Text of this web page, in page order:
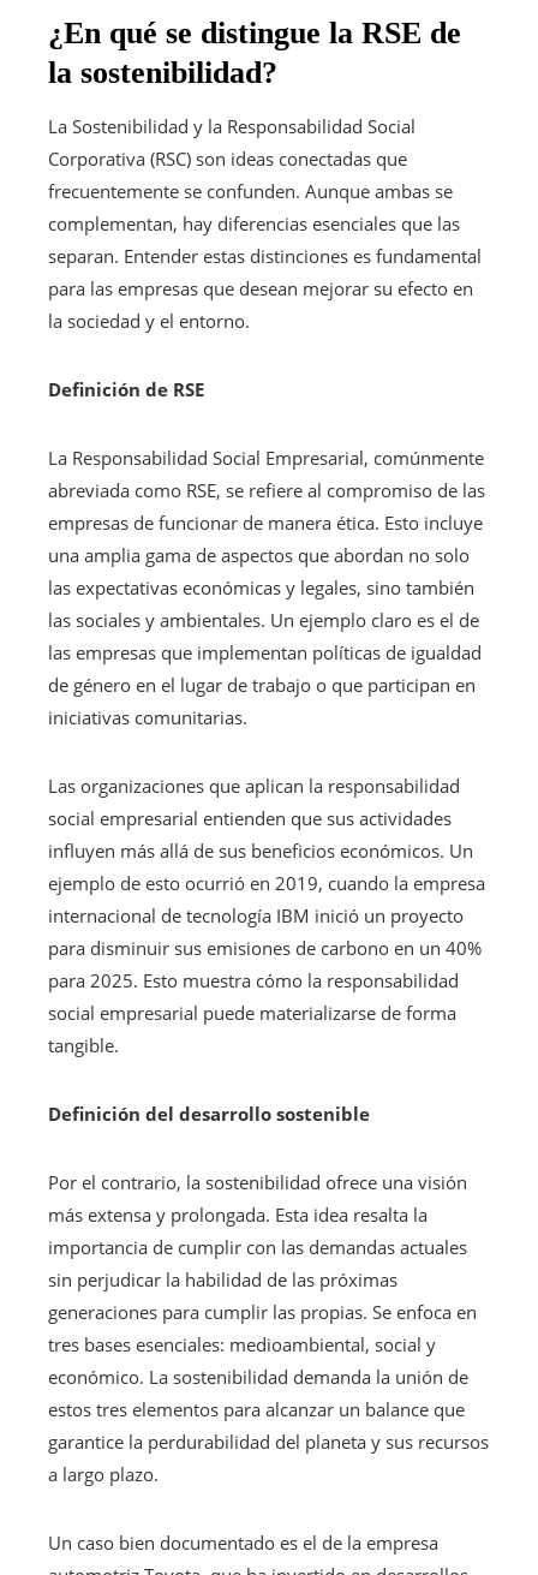
¿En qué se distingue la RSE de
la sostenibilidad?
La Sostenibilidad y la Responsabilidad Social
Corporativa (RSC) son ideas conectadas que
frecuentemente se confunden. Aunque ambas se
complementan, hay diferencias esenciales que las
separan. Entender estas distinciones es fundamental
para las empresas que desean mejorar su efecto en
la sociedad y el entorno.
Definición de RSE
La Responsabilidad Social Empresarial, comúnmente
abreviada como RSE, se refiere al compromiso de las
empresas de funcionar de manera ética. Esto incluye
una amplia gama de aspectos que abordan no solo
las expectativas económicas y legales, sino también
las sociales y ambientales. Un ejemplo claro es el de
las empresas que implementan políticas de igualdad
de género en el lugar de trabajo o que participan en
iniciativas comunitarias.
Las organizaciones que aplican la responsabilidad
social empresarial entienden que sus actividades
influyen más allá de sus beneficios económicos. Un
ejemplo de esto ocurrió en 2019, cuando la empresa
internacional de tecnología IBM inició un proyecto
para disminuir sus emisiones de carbono en un 40%
para 2025. Esto muestra cómo la responsabilidad
social empresarial puede materializarse de forma
tangible.
Definición del desarrollo sostenible
Por el contrario, la sostenibilidad ofrece una visión
más extensa y prolongada. Esta idea resalta la
importancia de cumplir con las demandas actuales
sin perjudicar la habilidad de las próximas
generaciones para cumplir las propias. Se enfoca en
tres bases esenciales: medioambiental, social y
económico. La sostenibilidad demanda la unión de
estos tres elementos para alcanzar un balance que
garantice la perdurabilidad del planeta y sus recursos
a largo plazo.
Un caso bien documentado es el de la empresa